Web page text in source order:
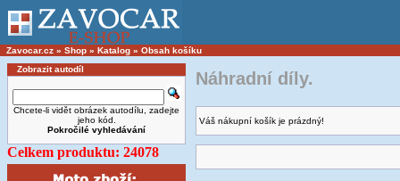
Zavocar.cz » Shop » Katalog » Obsah košíku
Zobrazit autodíl
Chcete-li vidět obrázek autodílu, zadejte
jeho kód.
Pokročilé vyhledávání
Celkem produktu: 24078
Náhradní díly.
Váš nákupní košík je prázdný!